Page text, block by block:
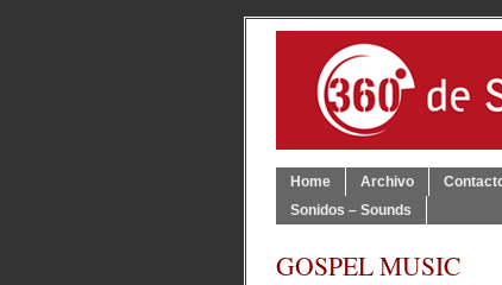
Home Archivo
Sonidos – Sounds
GOSPEL MUSIC